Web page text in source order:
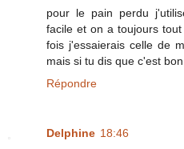
pour le pain perdu
facile et on a toujours
fois j'essaierais celle de
mais si tu dis que c'est
Répondre
Delphine 18:46